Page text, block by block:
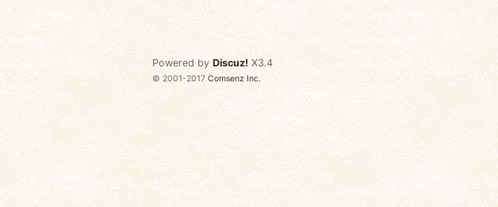
Powered by Discuz! X3.4
© 2001-2017Comsenz Inc.